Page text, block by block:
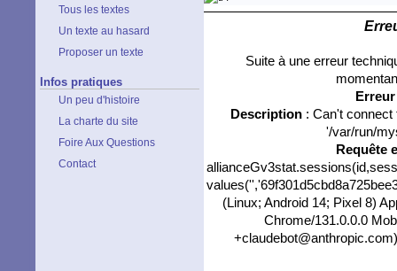
Tous les textes
Un texte au hasard
Proposer un texte
Infos pratiques
Un peu d'histoire
La charte du site
Foire Aux Questions
Contact
Suite à une erreur
Description: Can't connect
'/var/run/
Requête
(Linux; Android 14; Pixel 8)
Chrome/131.0.0.0